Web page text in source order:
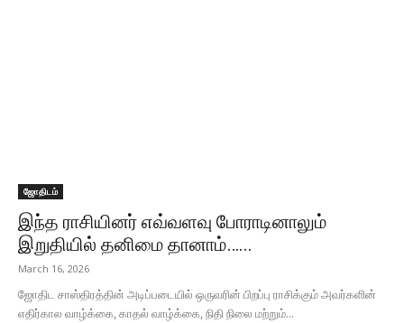
ஜோதிடம்
இந்த ராசியினர் எவ்வளவு போராடினாலும்
இறுதியில் தனிமை தானாம்…...
March 16, 2026
ஜோதிட சாஸ்திரத்தின் அடிப்படையில் ஒருவரின் பிறப்பு ராசிக்கும் அவர்களின்
எதிர்கால வாழ்க்கை, காதல் வாழ்க்கை, நிதி நிலை மற்றும்...